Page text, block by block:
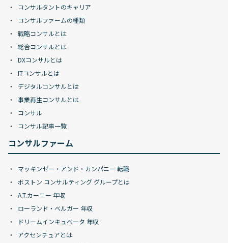
コンサルタントのキャリア
コンサルファームの種類
戦略コンサルとは
総合コンサルとは
DXコンサルとは
ITコンサルとは
デジタルコンサルとは
事業再生コンサルとは
コンサル
コンサル記事一覧
コンサルファーム
マッキンゼー・アンド・カンパニー 転職
ボストン コンサルティング グループとは
A.T.カーニー 年収
ローランド・ベルガー 年収
ドリームインキュベータ 年収
アクセンチュアとは